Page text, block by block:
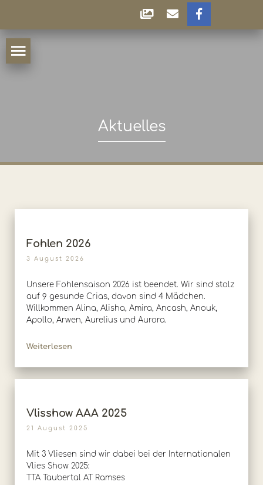
Aktuelles
Fohlen 2026
3 August 2026
Unsere Fohlensaison 2026 ist beendet. Wir sind stolz
auf 9 gesunde Crias, davon sind 4 Mädchen.
Willkommen Alina, Alisha, Amira, Ancash, Anouk,
Apollo, Arwen, Aurelius und Aurora.
Weiterlesen
Vlisshow AAA 2025
21 August 2025
Mit 3 Vliesen sind wir dabei bei der Internationalen
Vlies Show 2025:
TTA Taubertal AT Ramses